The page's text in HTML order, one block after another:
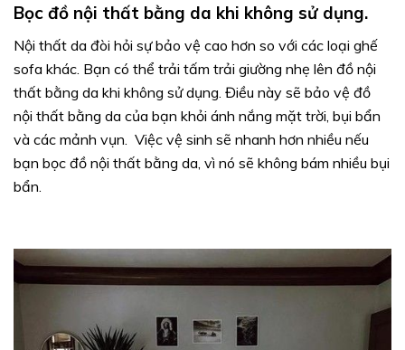
Bọc đồ nội thất bằng da khi không sử dụng.
Nội thất da đòi hỏi sự bảo vệ cao hơn so với các loại ghế
sofa khác. Bạn có thể trải tấm trải giường nhẹ lên đồ nội
thất bằng da khi không sử dụng. Điều này sẽ bảo vệ đồ
nội thất bằng da của bạn khỏi ánh nắng mặt trời, bụi bẩn
và các mảnh vụn. Việc vệ sinh sẽ nhanh hơn nhiều nếu
bạn bọc đồ nội thất bằng da, vì nó sẽ không bám nhiều bụi
bẩn.